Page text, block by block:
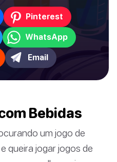
Pinterest
WhatsApp
Email
Bebidas
um jogo de
queira jogar jogos de